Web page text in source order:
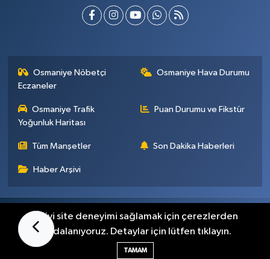
Osmaniye Nöbetçi
Eczaneler
Osmaniye Hava Durumu
Osmaniye Trafik
Yoğunluk Haritası
Puan Durumu ve Fikstür
Tüm Manşetler Son Dakika Haberleri
Haber Arşivi
Künye İletişim Gizlilik Sözleşmesi
Haber Yazılımı:
En iyi site deneyimi sağlamak için çerezlerden
faydalanıyoruz. Detaylar için lütfen tıklayın.
TAMAM